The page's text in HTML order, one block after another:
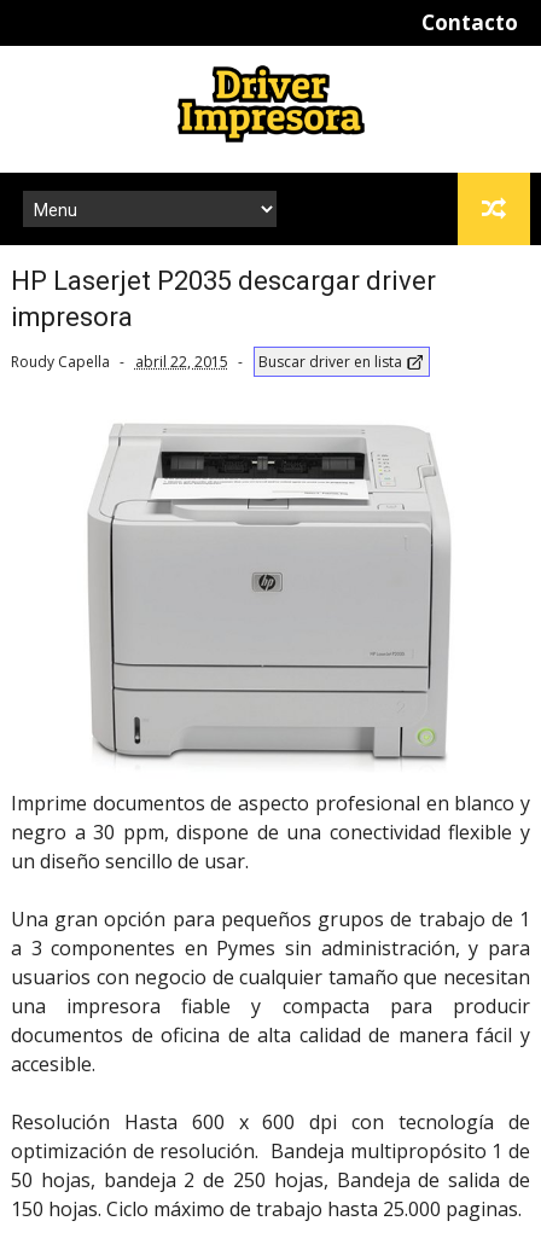
Contacto
HP Laserjet P2035 descargar driver
impresora
Roudy Capella abril 22, 2015 Buscar driver en lista
Imprime documentos de aspecto profesional en blanco y
negro a 30 ppm, dispone de una conectividad flexible y
un diseño sencillo de usar.
Una gran opción para pequeños grupos de trabajo de 1
a 3 componentes en Pymes sin administración, y para
usuarios con negocio de cualquier tamaño que necesitan
una impresora fiable y compacta para producir
documentos de oficina de alta calidad de manera fácil y
accesible.
Resolución Hasta 600 x 600 dpi con tecnología de
optimización de resolución. Bandeja multipropósito 1 de
50 hojas, bandeja 2 de 250 hojas, Bandeja de salida de
150 hojas. Ciclo máximo de trabajo hasta 25.000 paginas.